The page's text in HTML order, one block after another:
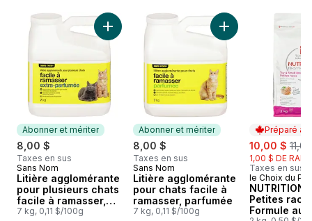
sauter Obtenez 20% sur les aliments et fournitures
Abonner et mériter
8,00 $
Taxes en sus
Abonner et mériter
Sans Nom
Litière agglomérante
pour plusieurs chats
facile à ramasser,
extra-parfumée
7 kg, 0,11 $/100g
Ajouter Litière agglomérante pour plusieurs
Abonner et mériter
8,00 $
Taxes en sus
Abonner et mériter
Sans Nom
Litière agglomérante
pour chats facile à
ramasser, parfumée
7 kg, 0,11 $/100g
Ajouter Litière
Préparé au
sale:
10,00 $ ,
1,00 $ DE
Taxes en sus
Préparé au
le Choix du
NUTRITION
Petites
Formule au